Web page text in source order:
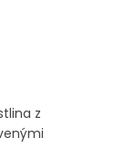
z